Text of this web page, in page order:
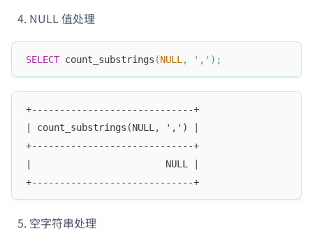
NULL 值处理
SELECT count_substrings (NULL , ',' ) ;
+-----------------------------+
| count_substrings(NULL, ',') |
+-----------------------------+
|                        NULL |
+-----------------------------+
空字符串处理